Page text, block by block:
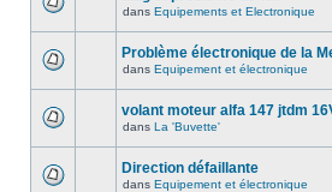
dans Equipements et Electronique
Problème électronique de la
dans Equipement et électronique
volant moteur alfa 147 jtdm
dans La 'Buvette'
Direction défaillante
dans Equipement et électronique